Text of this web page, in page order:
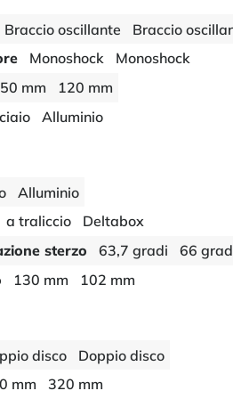
Braccio oscillante
Braccio
Monoshock
Monoshock
mm
120 mm
Alluminio
Alluminio
a traliccio
Deltabox
sterzo
63,7 gradi
66
130 mm 102 mm
disco
Doppio disco
mm 320 mm